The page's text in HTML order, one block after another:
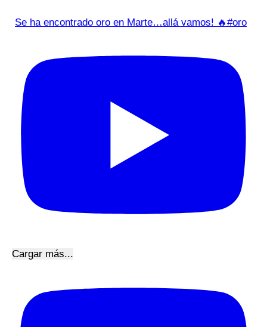
Se ha encontrado oro en Marte…allá vamos! 🔥#oro
Cargar más...